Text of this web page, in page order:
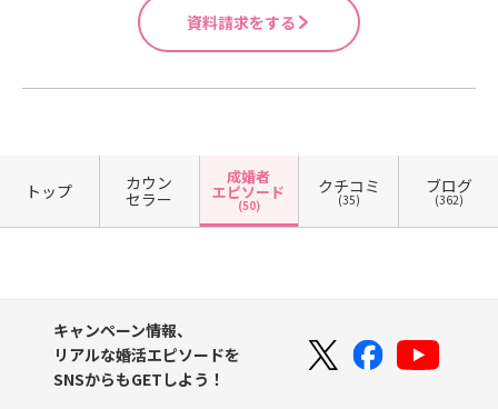
資料請求をする
トップ カウン
セラー
成婚者
エピソード
(50)
クチコミ
(35)
ブログ
(362)
キャンペーン情報、
リアルな婚活エピソードを
SNSからもGETしよう！